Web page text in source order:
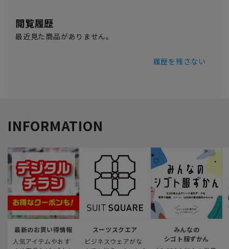
閲覧履歴
最近見た商品がありません。
履歴を残さない
INFORMATION
最新のお買い得情報
人気アイテムやおす
スーツスクエア
ビジネスウェアがな
みんなの
シゴト服ずかん